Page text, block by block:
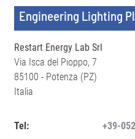
Engineering Lighting
Restart Energy Lab Srl
Via Isca del Pioppo, 7
85100 - Potenza (PZ)
Italia
Tel:
+39-